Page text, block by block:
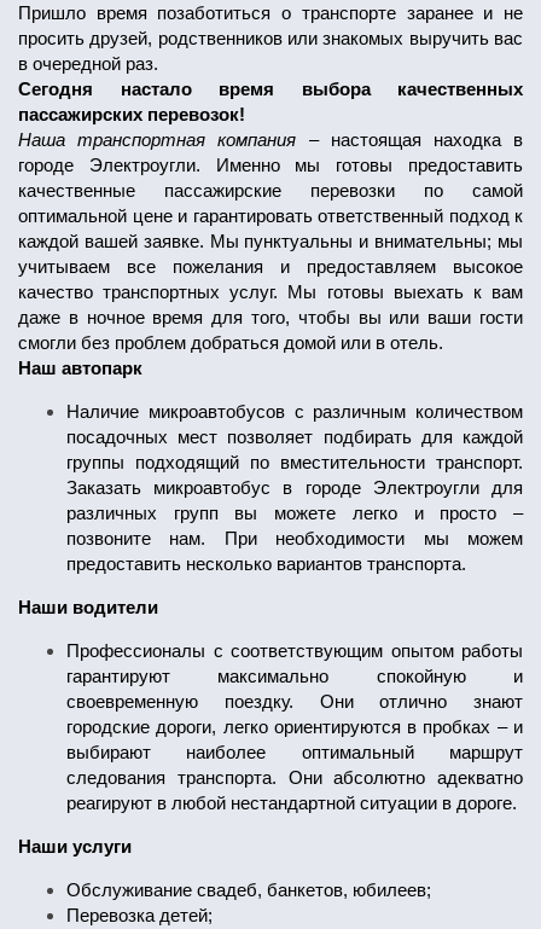
Пришло время позаботиться о транспорте заранее и не
просить друзей, родственников или знакомых выручить вас
в очередной раз.
Сегодня настало время выбора качественных
пассажирских перевозок!
Наша транспортная компания – настоящая находка в
городе Электроугли. Именно мы готовы предоставить
качественные пассажирские перевозки по самой
оптимальной цене и гарантировать ответственный подход к
каждой вашей заявке. Мы пунктуальны и внимательны; мы
учитываем все пожелания и предоставляем высокое
качество транспортных услуг. Мы готовы выехать к вам
даже в ночное время для того, чтобы вы или ваши гости
смогли без проблем добраться домой или в отель.
Наш автопарк
Наличие микроавтобусов с различным количеством
посадочных мест позволяет подбирать для каждой
группы подходящий по вместительности транспорт.
Заказать микроавтобус в городе Электроугли для
различных групп вы можете легко и просто –
позвоните нам. При необходимости мы можем
предоставить несколько вариантов транспорта.
Наши водители
Профессионалы с соответствующим опытом работы
гарантируют максимально спокойную и
своевременную поездку. Они отлично знают
городские дороги, легко ориентируются в пробках – и
выбирают наиболее оптимальный маршрут
следования транспорта. Они абсолютно адекватно
реагируют в любой нестандартной ситуации в дороге.
Наши услуги
Обслуживание свадеб, банкетов, юбилеев;
Перевозка детей;